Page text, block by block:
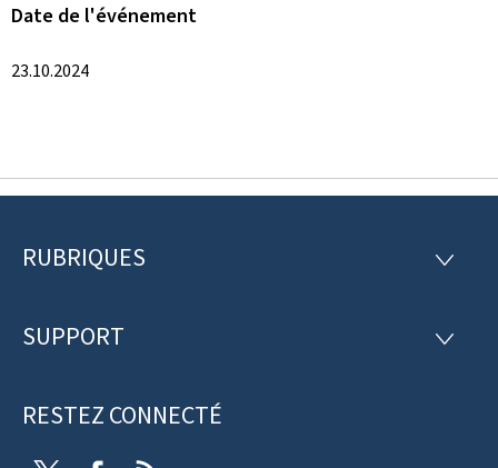
Date de l'événement
23.10.2024
P
e
d
RUBRIQUES
R
R
SUPPORT
S
RESTEZ CONNECTÉ